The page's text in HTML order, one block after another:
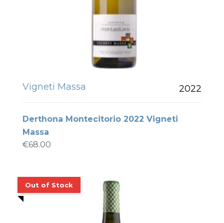
Vigneti Massa 2022
Derthona Montecitorio 2022 Vigneti
Massa
€68.00